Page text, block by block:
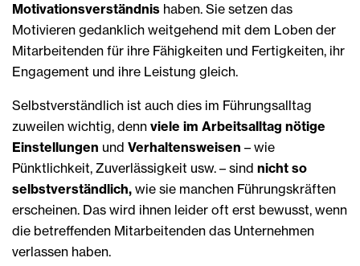
Motivationsverständnis haben. Sie setzen das
Motivieren gedanklich weitgehend mit dem Loben der
Mitarbeitenden für ihre Fähigkeiten und Fertigkeiten, ihr
Engagement und ihre Leistung gleich.
Selbstverständlich ist auch dies im Führungsalltag
zuweilen wichtig, denn viele im Arbeitsalltag nötige
Einstellungen und Verhaltensweisen – wie
Pünktlichkeit, Zuverlässigkeit usw. – sind nicht so
selbstverständlich, wie sie manchen Führungskräften
erscheinen. Das wird ihnen leider oft erst bewusst, wenn
die betreffenden Mitarbeitenden das Unternehmen
verlassen haben.